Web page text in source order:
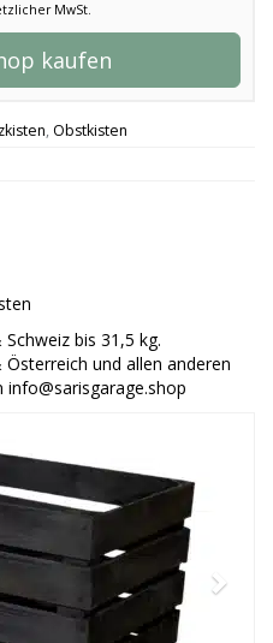
MwSt.
kaufen
, Obstkisten
bis 31,5 kg.
und allen anderen
info@sarisgarage.shop